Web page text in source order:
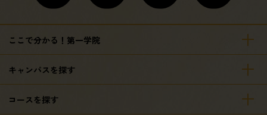
ここで分かる！第一学院
キャンパスを探す
コースを探す